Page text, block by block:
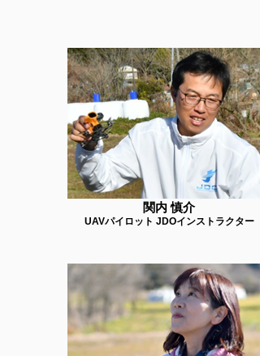
関内 慎介
UAVパイロット JDOインストラクター